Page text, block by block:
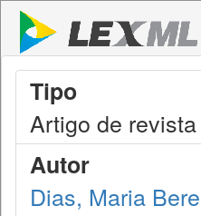
Tipo
Artigo de revista
Autor
Dias, Maria